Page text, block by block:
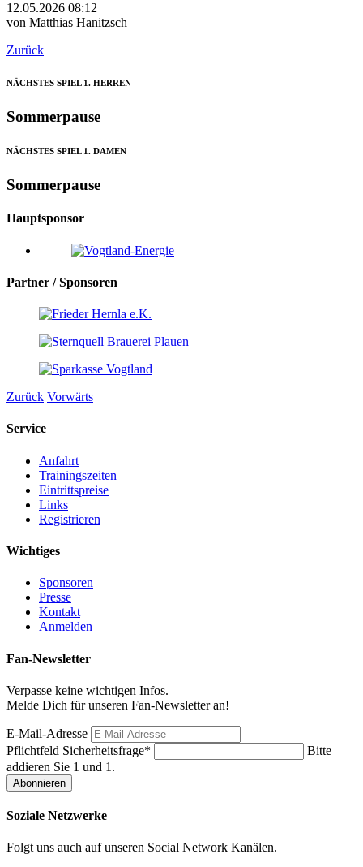
12.05.2026 08:12
von Matthias Hanitzsch
Zurück
NÄCHSTES SPIEL 1. HERREN
Sommerpause
NÄCHSTES SPIEL 1. DAMEN
Sommerpause
Hauptsponsor
Partner /Sponsoren
Zurück Vorwärts
Service
Anfahrt
Trainingszeiten
Eintrittspreise
Links
Registrieren
Wichtiges
Sponsoren
Presse
Kontakt
Anmelden
Fan-Newsletter
Verpasse keine wichtigen Infos.
Melde Dich für unseren Fan-Newsletter an!
E-Mail-Adresse
Pflichtfeld Sicherheitsfrage*
Bitte
addieren Sie 1 und 1.
Soziale Netzwerke
Folgt uns auch auf unseren Social Network Kanälen.